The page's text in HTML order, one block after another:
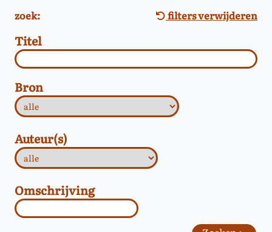
zoek: filters verwijderen
Titel
Bron
Auteur(s)
Omschrijving